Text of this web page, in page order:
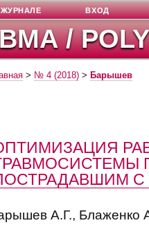
/
ВХОД
> № 4 (2018) > Барышев
А.Г., Блаженко